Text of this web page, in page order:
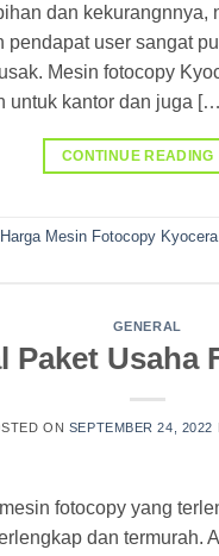
dan
user sangat
Mesin fotocopy
untuk kantor dan juga
CONTINUE READING
Harga Mesin Fotocopy
GENERAL
Paket Usaha
ON SEPTEMBER 24, 2022
fotocopy yang
dan